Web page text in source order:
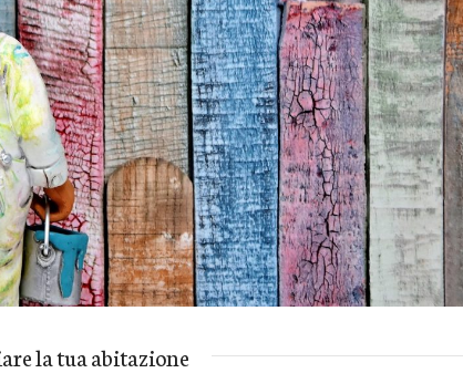
la tua abitazione